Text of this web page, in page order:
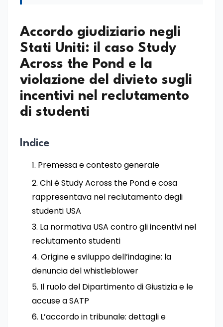
Accordo giudiziario negli
Stati Uniti: il caso Study
Across the Pond e la
violazione del divieto sugli
incentivi nel reclutamento
di studenti
Indice
Premessa e contesto generale
Chi è Study Across the Pond e cosa
rappresentava nel reclutamento degli
studenti USA
La normativa USA contro gli incentivi nel
reclutamento studenti
Origine e sviluppo dell’indagine: la
denuncia del whistleblower
Il ruolo del Dipartimento di Giustizia e le
accuse a SATP
L’accordo in tribunale: dettagli e